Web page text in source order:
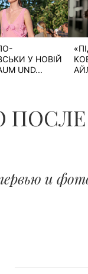
У НОВІЙ
UND...
ПОСЛЕ
и